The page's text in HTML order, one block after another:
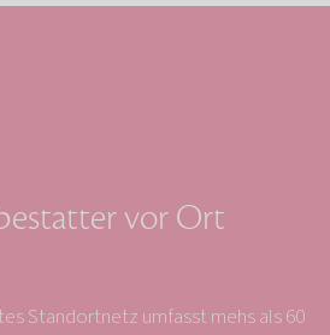
vor Ort
Standortnetz umfasst mehs als 60